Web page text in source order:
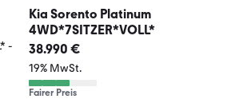
Kia Sorento Platinum
4WD*7SITZER*VOLL*
38.990 €
19% MwSt.
Fairer Preis